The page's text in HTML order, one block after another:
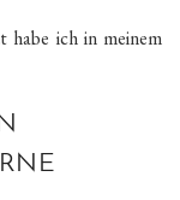
habe ich in meinem